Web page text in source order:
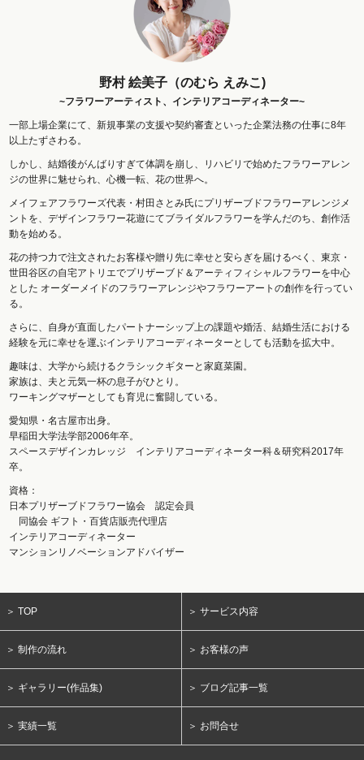
野村 絵美子（のむら えみこ)
~フラワーアーティスト、インテリアコーディネーター~
一部上場企業にて、新規事業の支援や契約審査といった企業法務の仕事に8年
以上たずさわる。
しかし、結婚後がんばりすぎて体調を崩し、リハビリで始めたフラワーアレン
ジの世界に魅せられ、心機一転、花の世界へ。
メイフェアフラワーズ代表・村田さとみ氏にプリザーブドフラワーアレンジメ
ントを、デザインフラワー花遊にてブライダルフラワーを学んだのち、創作活
動を始める。
花の持つ力で注文されたお客様や贈り先に幸せと安らぎを届けるべく、東京・
世田谷区の自宅アトリエでプリザーブド＆アーティフィシャルフラワーを中心
とした オーダーメイドのフラワーアレンジやフラワーアートの創作を行ってい
る。
さらに、自身が直面したパートナーシップ上の課題や婚活、結婚生活における
経験を元に幸せを運ぶインテリアコーディネーターとしても活動を拡大中。
趣味は、大学から続けるクラシックギターと家庭菜園。
家族は、夫と元気一杯の息子がひとり。
ワーキングマザーとしても育児に奮闘している。
愛知県・名古屋市出身。
早稲田大学法学部2006年卒。
スペースデザインカレッジ インテリアコーディネーター科＆研究科2017年
卒。
資格：
日本プリザーブドフラワー協会 認定会員
同協会 ギフト・百貨店販売代理店
インテリアコーディネーター
マンションリノベーションアドバイザー
＞ TOP ＞ サービス内容
＞ 制作の流れ ＞ お客様の声
＞ ギャラリー(作品集) ＞ ブログ記事一覧
＞ 実績一覧 ＞ お問合せ